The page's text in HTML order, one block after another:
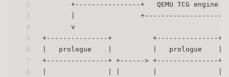
2
3
4
5
6
7
8
+----------------+   QEMU TCG
|
v
+---------------+
|   prologue    |          |   prologue
+---------------+ +------>